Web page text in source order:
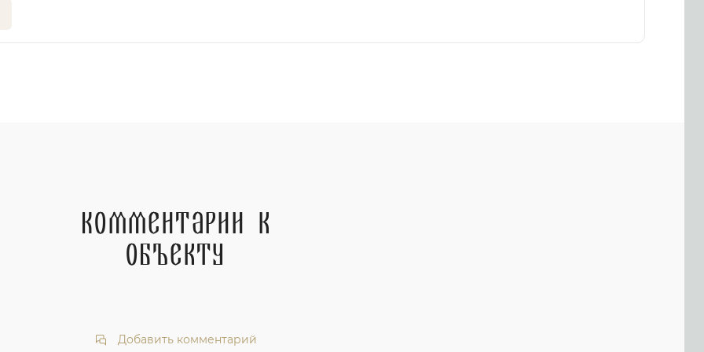
Комментарии к
объекту
Добавить комментарий